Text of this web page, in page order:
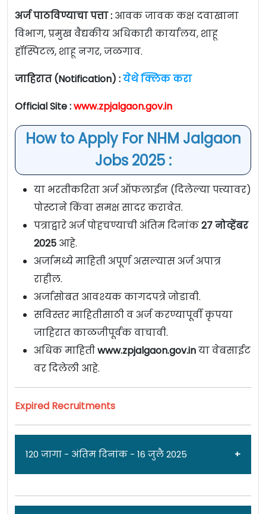
अर्ज पाठविण्याचा पत्ता : आवक जावक कक्ष दवाखाना
विभाग, प्रमुख वैद्यकीय अधिकारी कार्यालय, शाहू
हॉस्पिटल, शाहू नगर, जळगाव.
जाहिरात (Notification) :येथे क्लिक करा
Official Site :www.zpjalgaon.gov.in
How to Apply For NHM Jalgaon
Jobs 2025 :
या भरतीकरिता अर्ज ऑफलाईन (दिलेल्या पत्त्यावर)
पोस्टाने किंवा समक्ष सादर करावेत.
पत्राद्वारे अर्ज पोहचण्याची अंतिम दिनांक27 नोव्हेंबर
2025 आहे.
अर्जामध्ये माहिती अपूर्ण असल्यास अर्ज अपात्र
राहील.
अर्जासोबत आवश्यक कागदपत्रे जोडावी.
सविस्तर माहितीसाठी व अर्ज करण्यापूर्वी कृपया
जाहिरात काळजीपूर्वक वाचावी.
अधिक माहितीwww.zpjalgaon.gov.inया वेबसाईट
वर दिलेली आहे.
Expired Recruitments
120 जागा - अंतिम दिनांक - 16 जुलै 2025